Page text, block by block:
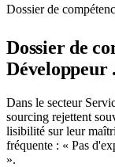
Dossier de
Dossier de
Développeur
Dans le secteur
sourcing rejettent
lisibilité sur leur
fréquente : « Pas
».